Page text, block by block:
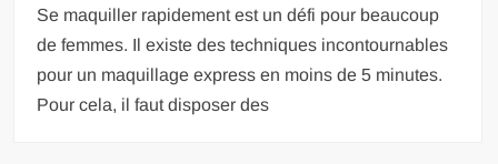
Se maquiller rapidement est un défi pour beaucoup
de femmes. Il existe des techniques incontournables
pour un maquillage express en moins de 5 minutes.
Pour cela, il faut disposer des